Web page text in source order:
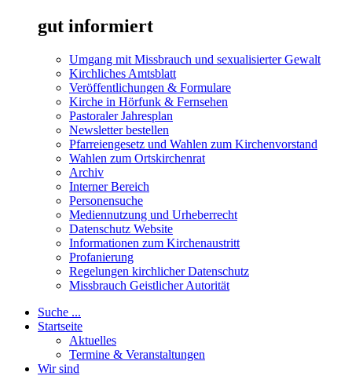
gut informiert
Umgang mit Missbrauch und sexualisierter Gewalt
Kirchliches Amtsblatt
Veröffentlichungen & Formulare
Kirche in Hörfunk & Fernsehen
Pastoraler Jahresplan
Newsletter bestellen
Pfarreiengesetz und Wahlen zum Kirchenvorstand
Wahlen zum Ortskirchenrat
Archiv
Interner Bereich
Personensuche
Mediennutzung und Urheberrecht
Datenschutz Website
Informationen zum Kirchenaustritt
Profanierung
Regelungen kirchlicher Datenschutz
Missbrauch Geistlicher Autorität
Suche ...
Startseite
Aktuelles
Termine & Veranstaltungen
Wir sind